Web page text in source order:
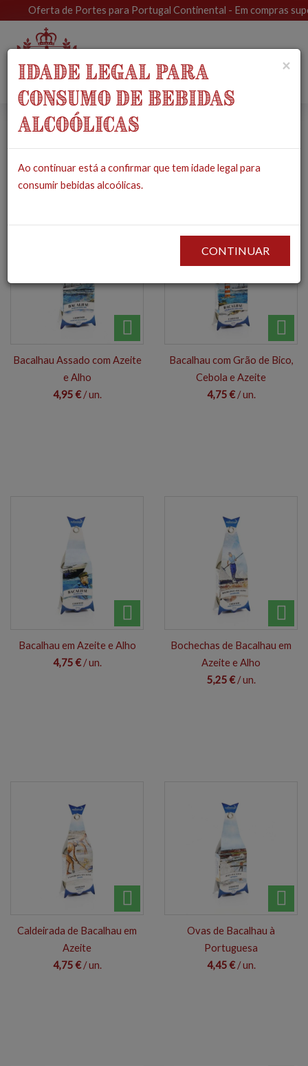
Oferta de Portes para Portugal Continental - Em compras
Conservas
PRODUTOS MERCEARIA CONSERVAS
Bacalhau Assado com Azeite
e Alho
4,95 €/ un.
Bacalhau com Grão de Bico,
Cebola e Azeite
4,75 €/ un.
Bacalhau em Azeite e Alho
4,75 €/ un.
Bochechas de Bacalhau em
Azeite e Alho
5,25 €/ un.
Caldeirada de Bacalhau em
Azeite
4,75 €/ un.
Ovas de Bacalhau à
Portuguesa
4,45 €/ un.
×
IDADE LEGAL PARA
CONSUMO DE BEBIDAS
ALCOÓLICAS
Ao continuar está a confirmar que tem idade legal para
consumir bebidas alcoólicas.
CONTINUAR